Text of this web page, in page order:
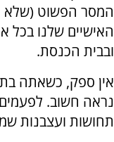
המסר הפשוט (שלא
האישיים שלנו בכל
ובבית הכנסת.
אין ספק, כשאתה
נראה חשוב.
תחושות ועצבנות